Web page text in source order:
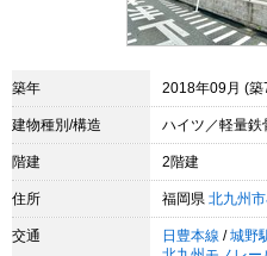
築年 2018年09月 (築
建物種別/構造 ハイツ／軽量鉄
階建 2階建
住所 福岡県 北九州
交通 日豊本線 / 城野